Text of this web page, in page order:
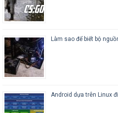
Làm sao để biết bộ
Android dựa trên Linux